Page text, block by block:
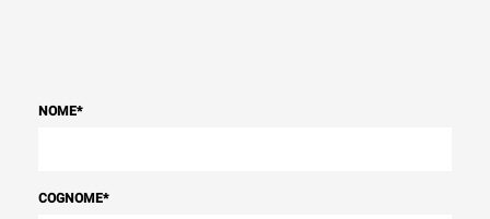
NOME*
COGNOME*